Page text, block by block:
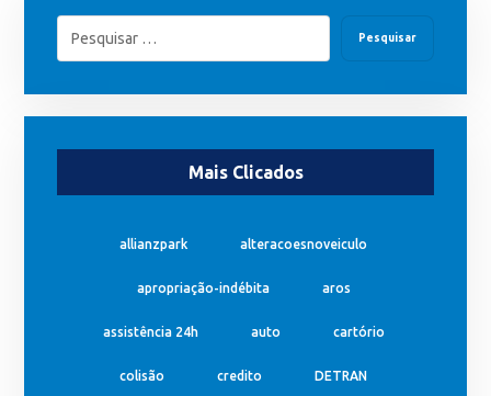
Pesquisar
Mais Clicados
allianzpark alteracoesnoveiculo
apropriação-indébita aros
assistência 24h auto cartório
colisão credito DETRAN